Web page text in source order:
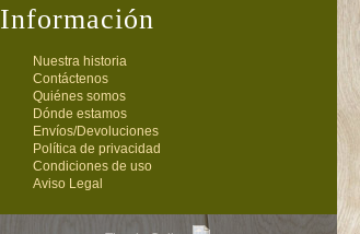
Información
Nuestra historia
Contáctenos
Quiénes somos
Dónde estamos
Envíos/Devoluciones
Política de privacidad
Condiciones de uso
Aviso Legal